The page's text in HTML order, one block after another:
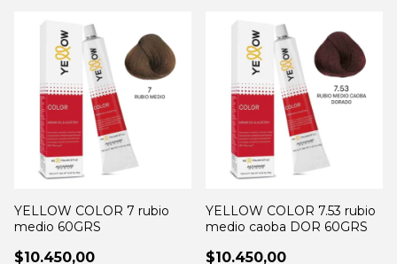
YELLOW COLOR 7 rubio
medio 60GRS
$10.450,00
YELLOW COLOR 7.53 rubio
medio caoba DOR 60GRS
$10.450,00